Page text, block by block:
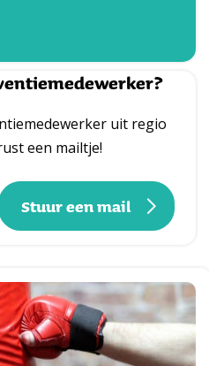
uit regio
een mailtje!
Stuur een mail